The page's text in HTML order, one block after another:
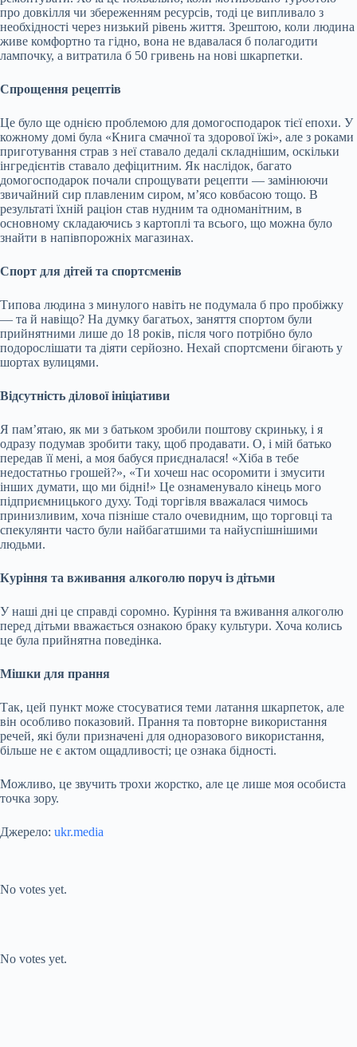
про довкілля чи збереженням ресурсів, тоді це випливало з
необхідності через низький рівень життя. Зрештою, коли людина
живе комфортно та гідно, вона не вдавалася б полагодити
лампочку, а витратила б 50 гривень на нові шкарпетки.
Спрощення рецептів
Це було ще однією проблемою для домогосподарок тієї епохи. У
кожному домі була «Книга смачної та здорової їжі», але з роками
приготування страв з неї ставало дедалі складнішим, оскільки
інгредієнтів ставало дефіцитним. Як наслідок, багато
домогосподарок почали спрощувати рецепти — замінюючи
звичайний сир плавленим сиром, м’ясо ковбасою тощо. В
результаті їхній раціон став нудним та одноманітним, в
основному складаючись з картоплі та всього, що можна було
знайти в напівпорожніх магазинах.
Спорт для дітей та спортсменів
Типова людина з минулого навіть не подумала б про пробіжку
— та й навіщо? На думку багатьох, заняття спортом були
прийнятними лише до 18 років, після чого потрібно було
подорослішати та діяти серйозно. Нехай спортсмени бігають у
шортах вулицями.
Відсутність ділової ініціативи
Я пам’ятаю, як ми з батьком зробили поштову скриньку, і я
одразу подумав зробити таку, щоб продавати. О, і мій батько
передав її мені, а моя бабуся приєдналася! «Хіба в тебе
недостатньо грошей?», «Ти хочеш нас осоромити і змусити
інших думати, що ми бідні!» Це ознаменувало кінець мого
підприємницького духу. Тоді торгівля вважалася чимось
принизливим, хоча пізніше стало очевидним, що торговці та
спекулянти часто були найбагатшими та найуспішнішими
людьми.
Куріння та вживання алкоголю поруч із дітьми
У наші дні це справді соромно. Куріння та вживання алкоголю
перед дітьми вважається ознакою браку культури. Хоча колись
це була прийнятна поведінка.
Мішки для прання
Так, цей пункт може стосуватися теми латання шкарпеток, але
він особливо показовий. Прання та повторне використання
речей, які були призначені для одноразового використання,
більше не є актом ощадливості; це ознака бідності.
Можливо, це звучить трохи жорстко, але це лише моя особиста
точка зору.
Джерело: ukr.media
No votes yet.
No votes yet.